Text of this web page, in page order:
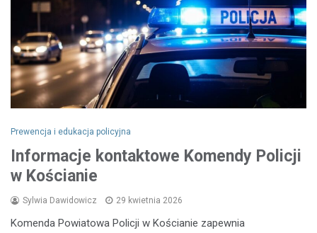
Prewencja i edukacja policyjna
Informacje kontaktowe Komendy Policji
w Kościanie
Sylwia Dawidowicz 29 kwietnia 2026
Komenda Powiatowa Policji w Kościanie zapewnia